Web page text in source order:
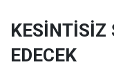
KESİNTİSİZ
EDECEK